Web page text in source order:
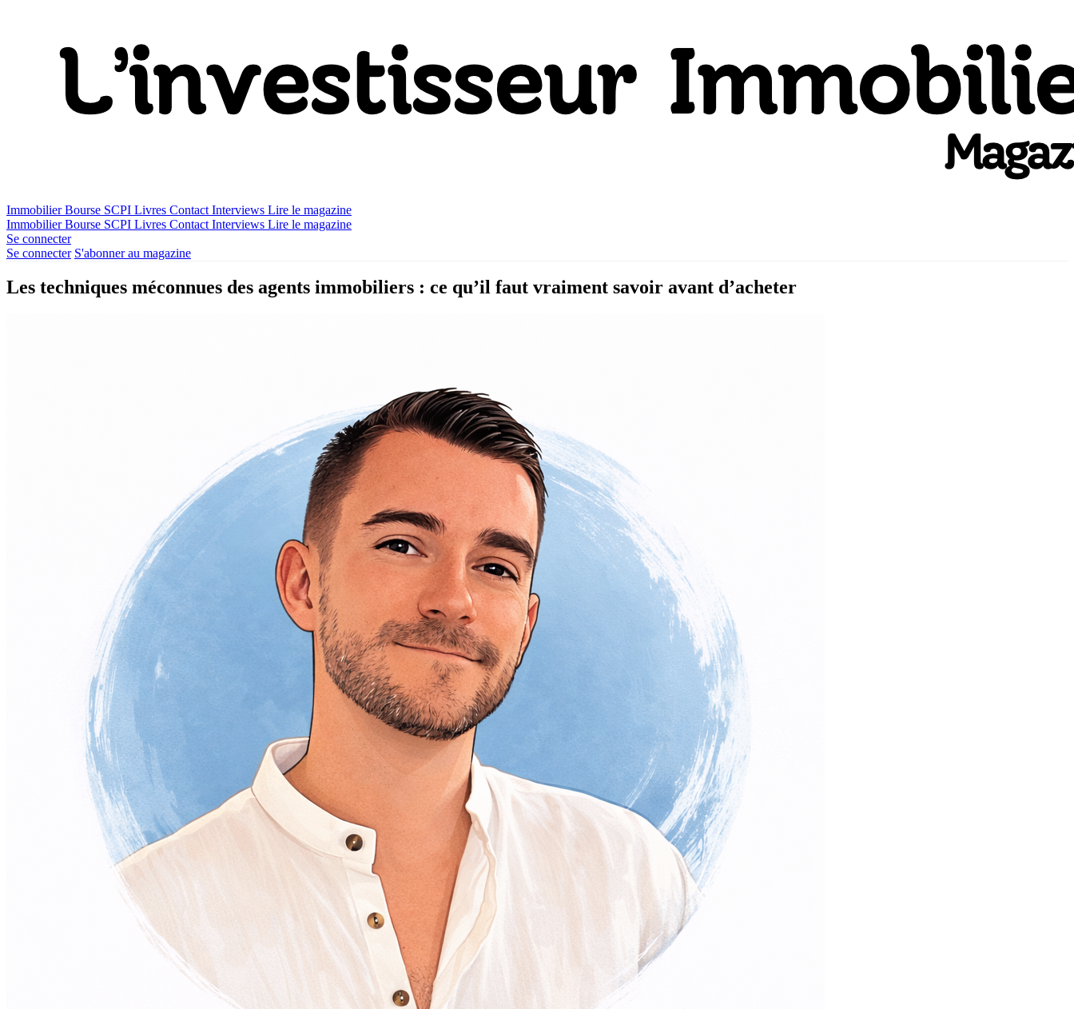
ImmobilierBourse SCPI Livres Contact Interviews Lire le magazine
ImmobilierBourse SCPI Livres Contact Interviews Lire le magazine
Se connecter
Se connecter S'abonner au magazine
Les techniques méconnues des agents immobiliers : ce qu’il faut vraiment savoir avant d’acheter